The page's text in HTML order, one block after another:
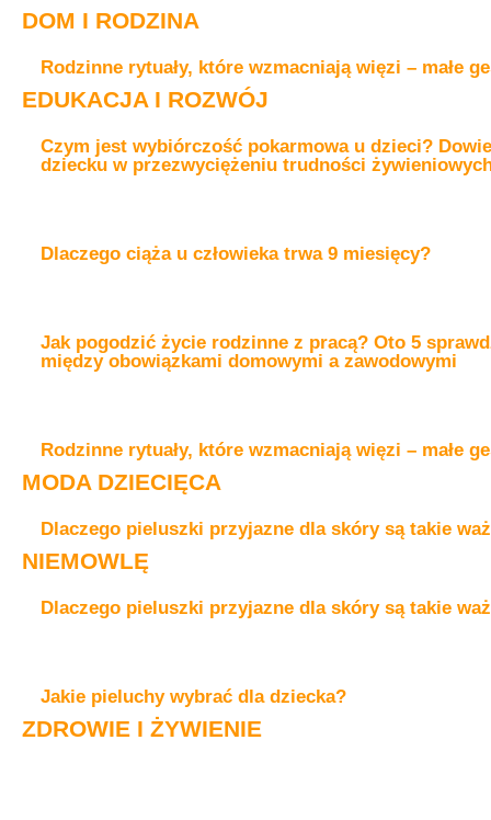
DOM I RODZINA
Rodzinne rytuały, które wzmacniają więzi – małe
EDUKACJA I ROZWÓJ
Czym jest wybiórczość pokarmowa u dzieci?
dziecku w przezwyciężeniu trudności
Dlaczego ciąża u człowieka trwa 9 miesięcy?
Jak pogodzić życie rodzinne z pracą? Oto 5
między obowiązkami domowymi a zawodowymi
Rodzinne rytuały, które wzmacniają więzi – małe
MODA DZIECIĘCA
Dlaczego pieluszki przyjazne dla skóry są takie
NIEMOWLĘ
Dlaczego pieluszki przyjazne dla skóry są takie
Jakie pieluchy wybrać dla dziecka?
ZDROWIE I ŻYWIENIE